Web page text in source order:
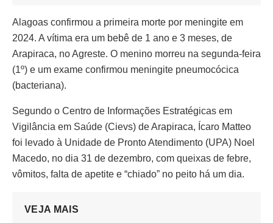
Alagoas confirmou a primeira morte por meningite em
2024. A vítima era um bebê de 1 ano e 3 meses, de
Arapiraca, no Agreste. O menino morreu na segunda-feira
(1º) e um exame confirmou meningite pneumocócica
(bacteriana).
Segundo o Centro de Informações Estratégicas em
Vigilância em Saúde (Cievs) de Arapiraca, Ícaro Matteo
foi levado à Unidade de Pronto Atendimento (UPA) Noel
Macedo, no dia 31 de dezembro, com queixas de febre,
vômitos, falta de apetite e “chiado” no peito há um dia.
VEJA MAIS